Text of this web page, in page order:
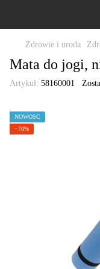
Zdrowie i uroda
Mata do jogi,
Artykuł: 58160001
NOWOŚĆ
−70%